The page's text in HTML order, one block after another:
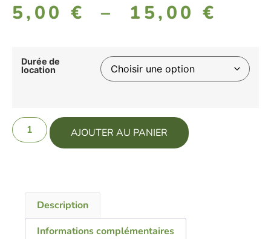
5,00 € – 15,00 €
Durée de
location
AJOUTER AU PANIER
Description
Informations complémentaires